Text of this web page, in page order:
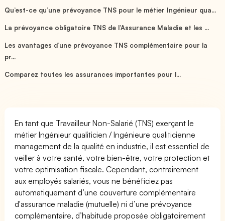
Qu’est-ce qu’une prévoyance TNS pour le métier Ingénieur qua...
La prévoyance obligatoire TNS de l’Assurance Maladie et les ...
Les avantages d’une prévoyance TNS complémentaire pour la
pr...
Comparez toutes les assurances importantes pour l...
En tant que Travailleur Non-Salarié (TNS) exerçant le
métier Ingénieur qualiticien / Ingénieure qualiticienne
management de la qualité en industrie, il est essentiel de
veiller à votre santé, votre bien-être, votre protection et
votre optimisation fiscale. Cependant, contrairement
aux employés salariés, vous ne bénéficiez pas
automatiquement d’une couverture complémentaire
d'assurance maladie (mutuelle) ni d’une prévoyance
complémentaire, d’habitude proposée obligatoirement